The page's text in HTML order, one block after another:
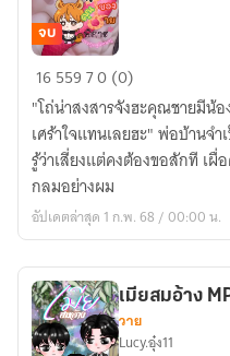
ก๊วย
ของ
คุณชาย
พิการ
ตระกูล
งู
สีชมพู
จบ
1655970 (0)
"โถ่น่าสงสารจังฮะคุณชายมีน้
เศร้าใจแทนเลยฮะ" พ่อบ้านจ
รู้ว่าเสี่ยงแต่คงต้องขอสักที เ
กลมอย่างผม
อัปเดตล่าสุด 1 ก.พ. 68 / 00:00 น.
เมียสมอ้าง
วาย
Lucy.อุ๋ง11